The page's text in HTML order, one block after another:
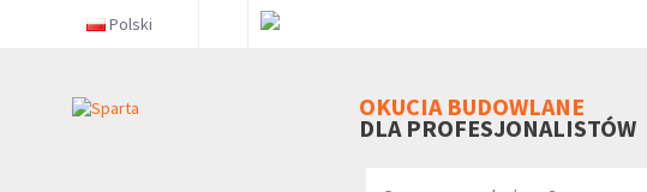
Polski
OKUCIA BUDOWLANE
DLA PROFESJONALISTÓW
WSZYSTKIE KATEGORIE